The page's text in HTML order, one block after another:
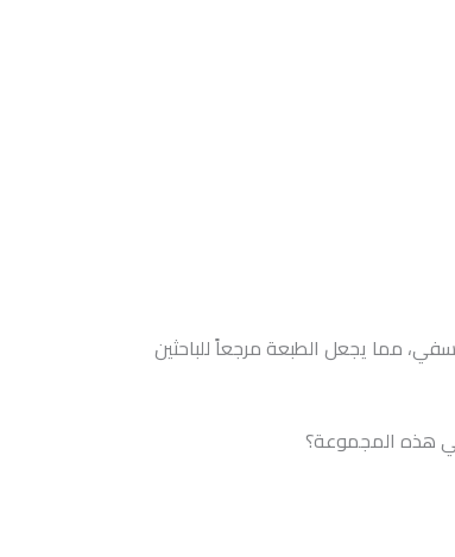
مما يجعل الطبعة مرجعاً للباحثين
هذه المجموعة؟